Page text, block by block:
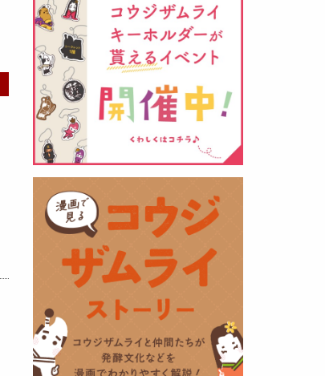
け込みにどうぞ・・・
クロ黒麹甘酒 スティック新発売
（2026年03月08日）
黒麹の天然クエン酸で運動の為に
最大の機能を発揮出来るよう開発
しました。少しゆるく仕上がりま
したので初回ロット8,000本程度
を訳あり価格で提供します。品質
や栄養価には問題ありませんので
お早めにどうぞ・・・
甘酒 生スティック新発売！